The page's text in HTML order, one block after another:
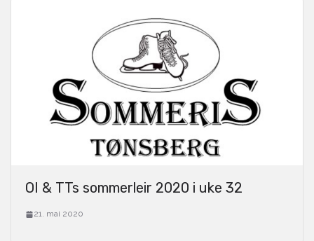
OI & TTs sommerleir 2020 i uke 32
21. mai 2020